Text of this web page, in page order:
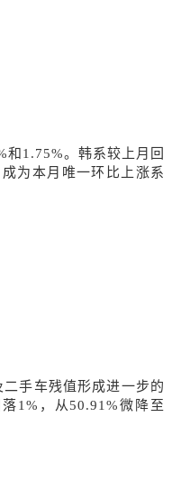
1.75%。韩系较上月回
为本月唯一环比上涨系
手车残值形成进一步的
1%，从50.91%微降至